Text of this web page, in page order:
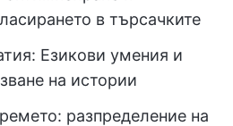
в търсачките
Езикови умения и
на истории
разпределение на